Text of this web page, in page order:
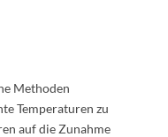
Methoden
Temperaturen zu
auf die Zunahme